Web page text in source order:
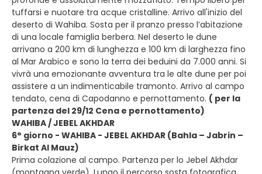
tuffarsi e nuotare tra acque cristalline. Arrivo all'inizio del
deserto di Wahiba. Sosta per il pranzo presso l’abitazione
di una locale famiglia berbera. Nel deserto le dune
arrivano a 200 km di lunghezza e 100 km di larghezza fino
al Mar Arabico e sono la terra dei beduini da 7.000 anni. Si
vivrà una emozionante avventura tra le alte dune per poi
assistere a un indimenticabile tramonto. Arrivo al campo
tendato, cena di Capodanno e pernottamento. ( per la
partenza del 29/12 Cena e pernottamento)
WAHIBA / JEBEL AKHDAR
6° giorno - WAHIBA - JEBEL AKHDAR (Bahla – Jabrin –
Birkat Al Mauz)
Prima colazione al campo. Partenza per lo Jebel Akhdar